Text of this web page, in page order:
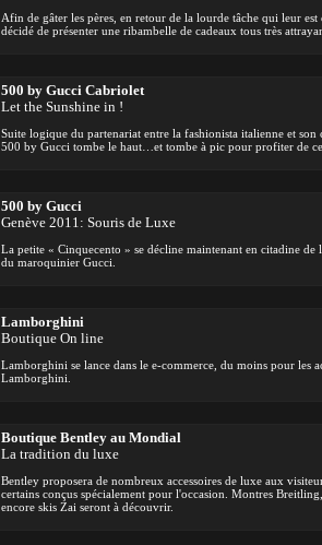
Afin de gâter les pères, en retour de la lourde tâche qui leur
décidé de présenter une ribambelle de cadeaux tous très
500 by Gucci Cabriolet
Let the Sunshine in !
Suite logique du partenariat entre la fashionista italienne et
500 by Gucci tombe le haut…et tombe à pic pour profiter de
500 by Gucci
Genève 2011: Souris de Luxe
La petite « Cinquecento » se décline maintenant en citadine
du maroquinier Gucci.
Lamborghini
Boutique On line
Lamborghini se lance dans le e-commerce, du moins pour les
Lamborghini.
Boutique Bentley au Mondial
La tradition du luxe
Bentley proposera de nombreux accessoires de luxe aux
certains conçus spécialement pour l'occasion. Montres
encore skis Zai seront à découvrir.